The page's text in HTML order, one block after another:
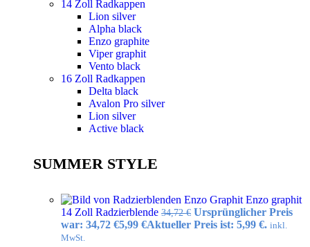
14 Zoll Radkappen
Lion silver
Alpha black
Enzo graphite
Viper graphit
Vento black
16 Zoll Radkappen
Delta black
Avalon Pro silver
Lion silver
Active black
SUMMER STYLE
Enzo graphit
14 Zoll Radzierblende 34,72€ Ursprünglicher Preis
war: 34,72 €5,99 €Aktueller Preis ist: 5,99 €. inkl.
MwSt.